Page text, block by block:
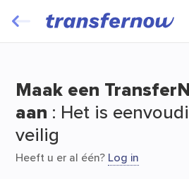
in
Maak een
aan : Het is
veilig
Heeft u er al één? Log in